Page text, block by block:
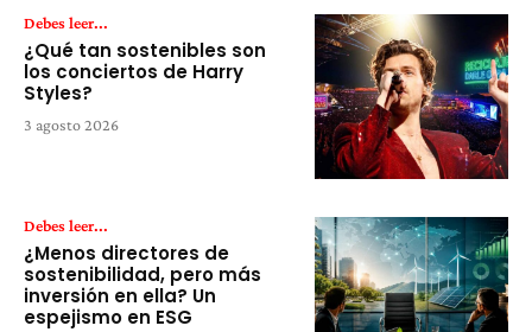
Debes leer...
¿Qué tan sostenibles son
los conciertos de Harry
Styles?
3 agosto 2026
Debes leer...
¿Menos directores de
sostenibilidad, pero más
inversión en ella? Un
espejismo en ESG